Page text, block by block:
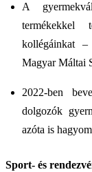
A
termékekkel
kollégáinkat
Magyar Máltai
2022-ben
dolgozók
azóta is
Sport- és